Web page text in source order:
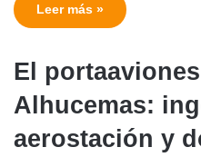
Leer más »
El
Alhucemas:
aerostación y